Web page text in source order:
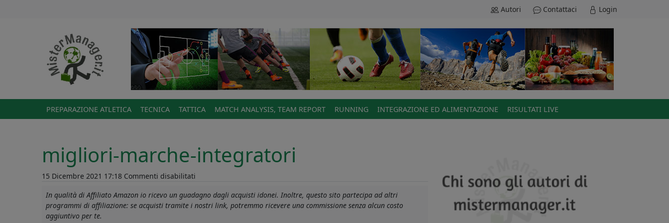
Autori Contattaci Login
PREPARAZIONE ATLETICA TECNICA TATTICA MATCH ANALYSIS, TEAM REPORT RUNNING INTEGRAZIONE ED ALIMENTAZIONE RISULTATI LIVE
migliori-marche-integratori
15 Dicembre 2021 17:18 Commenti disabilitati
marche-
integratori
In qualità di Affiliato Amazon io ricevo un guadagno dagli acquisti idonei. Inoltre, questo sito partecipa ad altri
programmi di affiliazione: se acquisti tramite i nostri link, potremmo ricevere una commissione senza alcun costo
aggiuntivo per te.